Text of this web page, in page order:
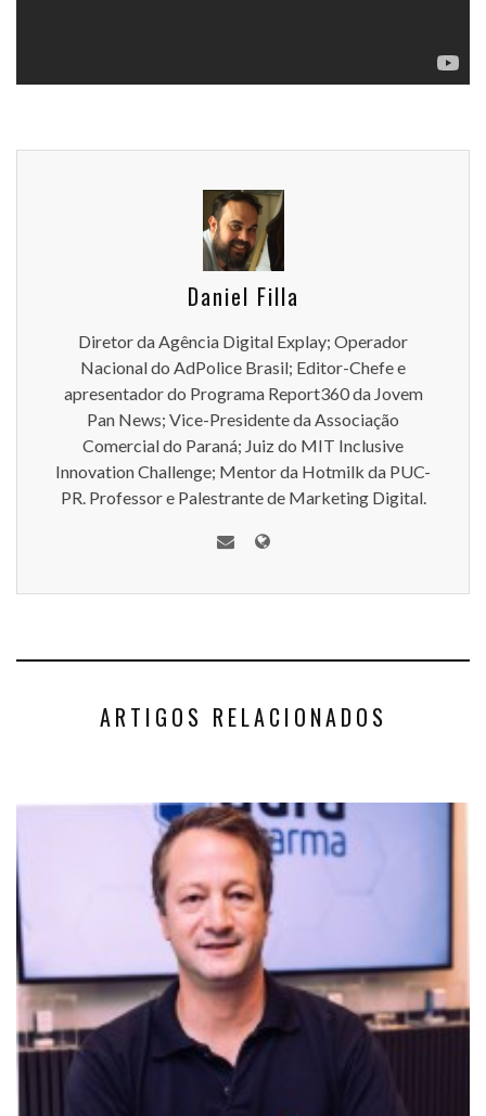
Daniel Filla
Diretor da Agência Digital Explay; Operador
Nacional do AdPolice Brasil; Editor-Chefe e
apresentador do Programa Report360 da Jovem
Pan News; Vice-Presidente da Associação
Comercial do Paraná; Juiz do MIT Inclusive
Innovation Challenge; Mentor da Hotmilk da PUC-
PR. Professor e Palestrante de Marketing Digital.
ARTIGOS RELACIONADOS